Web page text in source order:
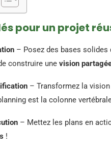
pour un projet
– Posez des bases
construire une vision
– Transformez la
est la colonne
– Mettez les plans en
!